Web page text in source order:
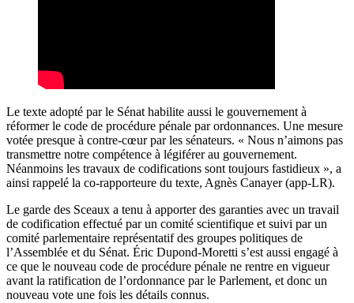
Le texte adopté par le Sénat habilite aussi le gouvernement à
réformer le code de procédure pénale par ordonnances. Une mesure
votée presque à contre-cœur par les sénateurs. « Nous n’aimons pas
transmettre notre compétence à légiférer au gouvernement.
Néanmoins les travaux de codifications sont toujours fastidieux », a
ainsi rappelé la co-rapporteure du texte, Agnès Canayer (app-LR).
Le garde des Sceaux a tenu à apporter des garanties avec un travail
de codification effectué par un comité scientifique et suivi par un
comité parlementaire représentatif des groupes politiques de
l’Assemblée et du Sénat. Éric Dupond-Moretti s’est aussi engagé à
ce que le nouveau code de procédure pénale ne rentre en vigueur
avant la ratification de l’ordonnance par le Parlement, et donc un
nouveau vote une fois les détails connus.